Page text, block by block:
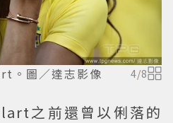
。圖／達志影像 4/8
之前還曾以俐落的